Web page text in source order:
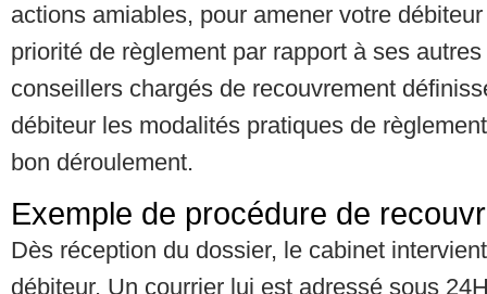
actions amiables, pour amener votre
priorité de règlement par rapport à ses
conseillers chargés de recouvrement
débiteur les modalités pratiques de
bon déroulement.
Exemple de procédure de
Dès réception du dossier, le cabinet
débiteur. Un courrier lui est adressé sous